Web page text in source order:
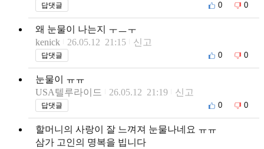
답댓글 0 0
왜 눈물이 나는지 ㅜㅡㅜ
kenick
26.05.12 21:15 신고
답댓글 0 0
눈물이 ㅠㅠ
USA텔루라이드
26.05.12 21:19 신고
답댓글 0 0
할머니의 사랑이 잘 느껴져 눈물나네요 ㅠㅠ
삼가 고인의 명복을 빕니다